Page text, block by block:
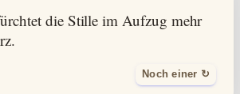
die Stille im Aufzug mehr
Noch einer ↻